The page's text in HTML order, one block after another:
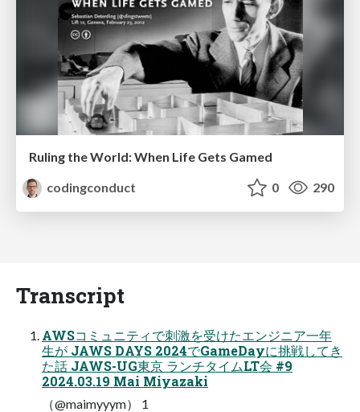
Ruling the World: When Life Gets Gamed
codingconduct
0 290
Transcript
AWSコミュニティで刺激を受けたエンジニア⼀年
⽣が JAWS DAYS 2024でGameDayに挑戦してき
た話 JAWS-UG東京 ランチタイムLT会 #9
2024.03.19 Mai Miyazaki
（@maimyyym） 1